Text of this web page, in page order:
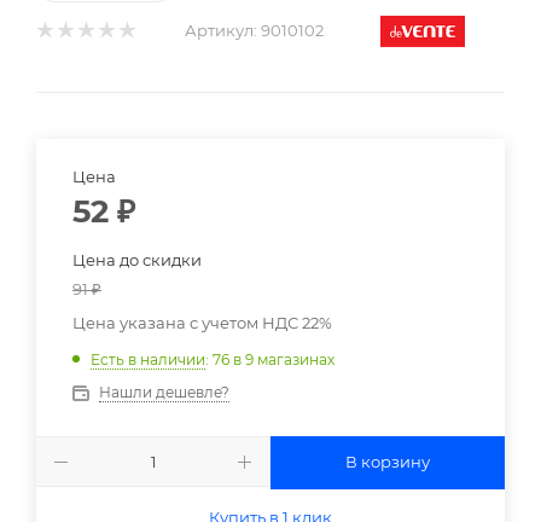
Артикул: 9010102
Цена
52 ₽
Цена до скидки
91₽
Цена указана с учетом НДС 22%
Есть в наличии: 76 в 9 магазинах
Нашли дешевле?
В корзину
Купить в 1 клик